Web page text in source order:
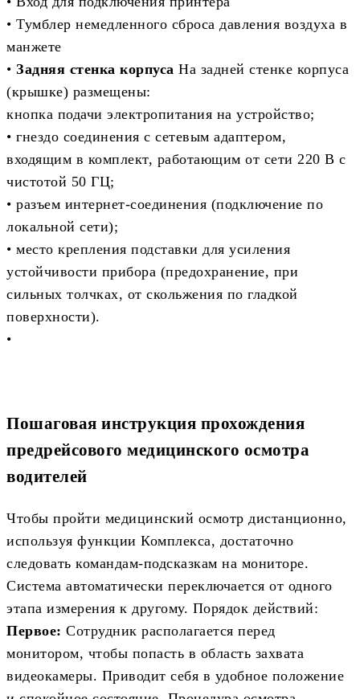
• Тумблер немедленного сброса давления воздуха в
манжете
• Задняя стенка корпуса На задней стенке корпуса
(крышке) размещены:
кнопка подачи электропитания на устройство;
• гнездо соединения с сетевым адаптером,
входящим в комплект, работающим от сети 220 В с
чистотой 50 ГЦ;
• разъем интернет-соединения (подключение по
локальной сети);
• место крепления подставки для усиления
устойчивости прибора (предохранение, при
сильных толчках, от скольжения по гладкой
поверхности).
•
Пошаговая инструкция прохождения
предрейсового медицинского осмотра
водителей
Чтобы пройти медицинский осмотр дистанционно,
используя функции Комплекса, достаточно
следовать командам-подсказкам на мониторе.
Система автоматически переключается от одного
этапа измерения к другому. Порядок действий:
Первое: Сотрудник располагается перед
монитором, чтобы попасть в область захвата
видеокамеры. Приводит себя в удобное положение